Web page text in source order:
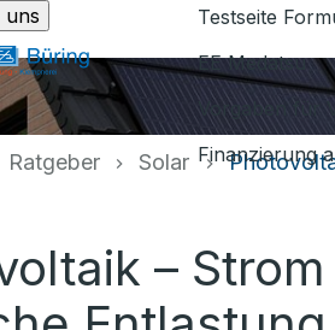
uns Testseite
EE Medatsu
Vorgaben für
Finanzierung
Ratgeber Solar
–